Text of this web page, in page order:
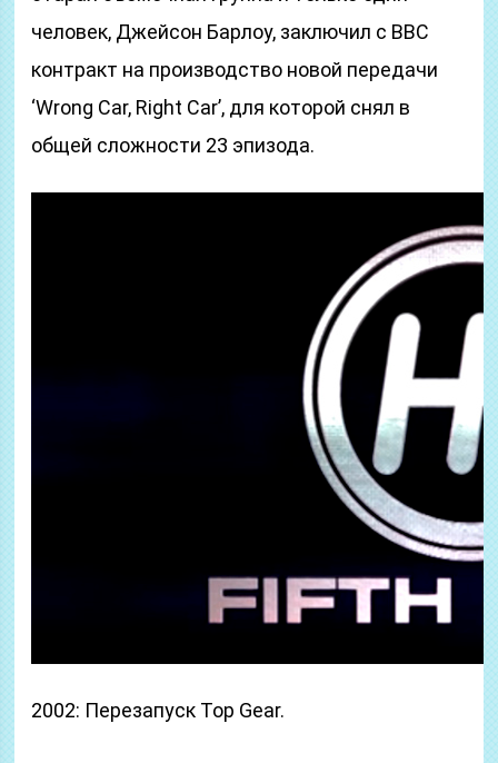
человек, Джейсон Барлоу, заключил с BBC
контракт на производство новой передачи
‘Wrong Car, Right Car’, для которой снял в
общей сложности 23 эпизода.
2002: Перезапуск Top Gear.